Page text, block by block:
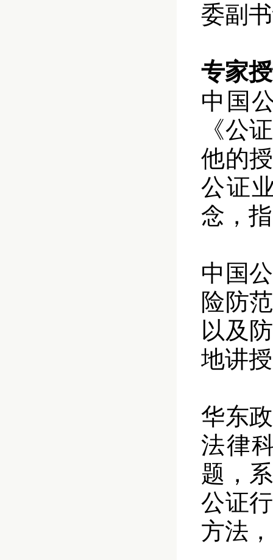
委副
专家
中国
《公
他的
公证
念，
中国
险防
以及
地讲
华东
法律
题，
公证
方法